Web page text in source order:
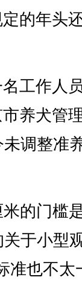
的年头
工作人
养犬管
调整准
的门槛
于小型
准也不太